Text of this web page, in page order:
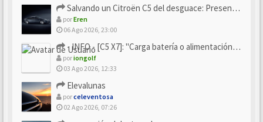
Salvando un Citroën C5 del desguace: Presentación y seguimiento
porEren
06 Ago 2026, 23:00
- INFO - [C5 X7]: "Carga batería o alimentación eléctri...
poriongolf
03 Ago 2026, 12:33
Elevalunas
porceleventosa
02 Ago 2026, 07:26